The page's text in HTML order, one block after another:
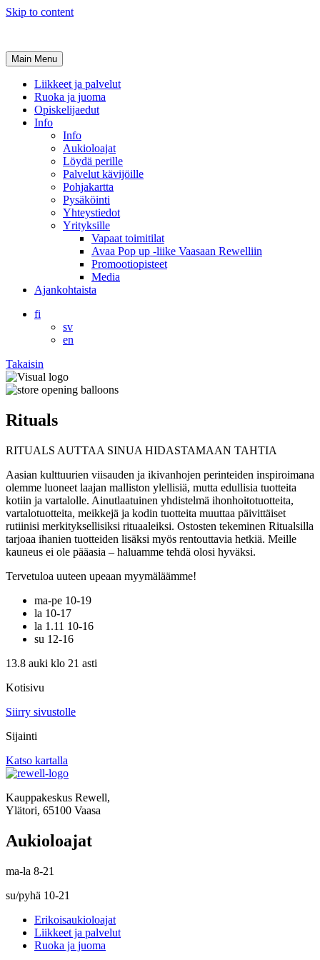
Skip to content
Main Menu
Liikkeet ja palvelut
Ruoka ja juoma
Opiskelijaedut
Info
Info
Aukioloajat
Löydä perille
Palvelut kävijöille
Pohjakartta
Pysäköinti
Yhteystiedot
Yrityksille
Vapaat toimitilat
Avaa Pop up -liike Vaasaan Rewelliin
Promootiopisteet
Media
Ajankohtaista
fi
sv
en
Takaisin
Rituals
RITUALS AUTTAA SINUA HIDASTAMAAN TAHTIA
Aasian kulttuurien viisauden ja ikivanhojen perinteiden inspiroimana
olemme luoneet laajan malliston ylellisiä, mutta edullisia tuotteita
kotiin ja vartalolle. Ainutlaatuinen yhdistelmä ihonhoitotuotteita,
vartalotuotteita, meikkejä ja kodin tuotteita muuttaa päivittäiset
rutiinisi merkityksellisiksi rituaaleiksi. Ostosten tekeminen Ritualsilla
tarjoaa ihanien tuotteiden lisäksi myös rentouttavia hetkiä. Meille
kauneus ei ole pääasia – haluamme tehdä olosi hyväksi.
Tervetuloa uuteen upeaan myymäläämme!
ma-pe 10-19
la 10-17
la 1.11 10-16
su 12-16
13.8 auki klo 21 asti
Kotisivu
Siirry sivustolle
Sijainti
Katso kartalla
Kauppakeskus Rewell,
Ylätori, 65100 Vaasa
Aukioloajat
ma-la 8-21
su/pyhä 10-21
Erikoisaukioloajat
Liikkeet ja palvelut
Ruoka ja juoma